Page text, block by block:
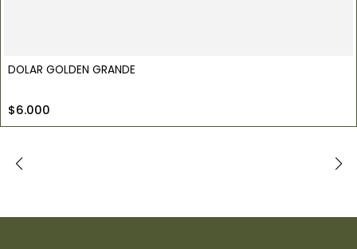
DOLAR GOLDEN GRANDE
$6.000